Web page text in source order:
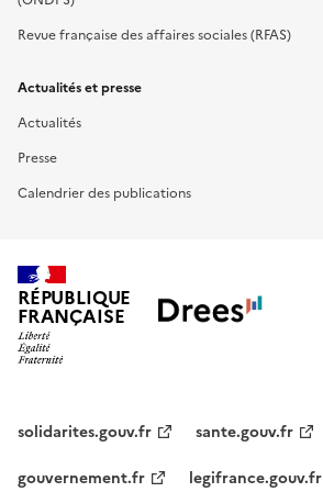
Revue française des affaires sociales (RFAS)
Actualités et presse
Actualités
Presse
Calendrier des publications
RÉPUBLIQUE
FRANÇAISE
solidarites.gouv.fr sante.gouv.fr
gouvernement.fr
legifrance.gouv.fr